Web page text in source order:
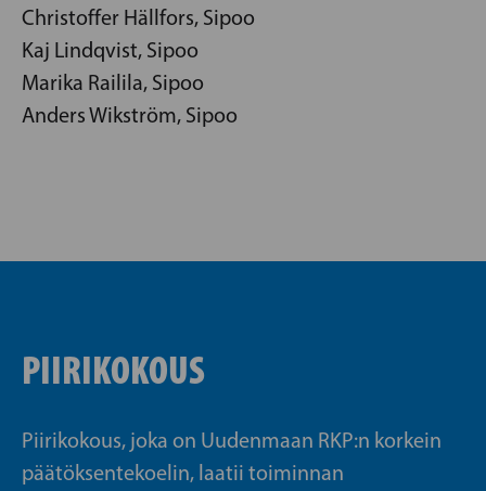
Christoffer Hällfors, Sipoo
Kaj Lindqvist, Sipoo
Marika Railila, Sipoo
Anders Wikström, Sipoo
PIIRIKOKOUS
Piirikokous, joka on Uudenmaan RKP:n korkein
päätöksentekoelin, laatii toiminnan